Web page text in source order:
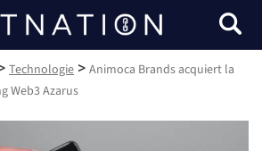
Bitnation
Technologie > Animoca Brands acquiert la
Web3 Azarus